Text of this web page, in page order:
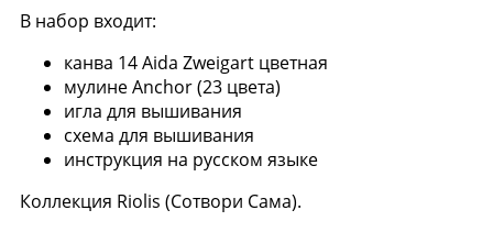
В набор входит:
канва 14 Aida Zweigart цветная
мулине Anchor (23 цвета)
игла для вышивания
схема для вышивания
инструкция на русском языке
Коллекция Riolis (Сотвори Сама).